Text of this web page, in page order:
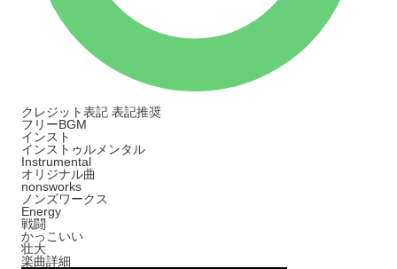
クレジット表記 表記推奨
フリーBGM
インスト
インストゥルメンタル
Instrumental
オリジナル曲
nonsworks
ノンズワークス
Energy
戦闘
かっこいい
壮大
楽曲詳細